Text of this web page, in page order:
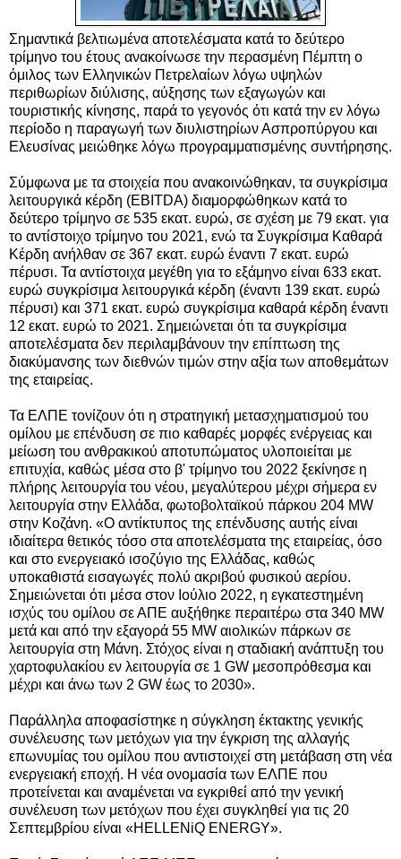
Σημαντικά βελτιωμένα αποτελέσματα κατά το δεύτερο
τρίμηνο του έτους ανακοίνωσε την περασμένη Πέμπτη ο
όμιλος των Ελληνικών Πετρελαίων λόγω υψηλών
περιθωρίων διύλισης, αύξησης των εξαγωγών και
τουριστικής κίνησης, παρά το γεγονός ότι κατά την εν λόγω
περίοδο η παραγωγή των διυλιστηρίων Ασπροπύργου και
Ελευσίνας μειώθηκε λόγω προγραμματισμένης συντήρησης.
Σύμφωνα με τα στοιχεία που ανακοινώθηκαν, τα συγκρίσιμα
λειτουργικά κέρδη (EBITDA) διαμορφώθηκων κατά το
δεύτερο τρίμηνο σε 535 εκατ. ευρώ, σε σχέση με 79 εκατ. για
το αντίστοιχο τρίμηνο του 2021, ενώ τα Συγκρίσιμα Καθαρά
Κέρδη ανήλθαν σε 367 εκατ. ευρώ έναντι 7 εκατ. ευρώ
πέρυσι. Τα αντίστοιχα μεγέθη για το εξάμηνο είναι 633 εκατ.
ευρώ συγκρίσιμα λειτουργικά κέρδη (έναντι 139 εκατ. ευρώ
πέρυσι) και 371 εκατ. ευρώ συγκρίσιμα καθαρά κέρδη έναντι
12 εκατ. ευρώ το 2021. Σημειώνεται ότι τα συγκρίσιμα
αποτελέσματα δεν περιλαμβάνουν την επίπτωση της
διακύμανσης των διεθνών τιμών στην αξία των αποθεμάτων
της εταιρείας.
Τα ΕΛΠΕ τονίζουν ότι η στρατηγική μετασχηματισμού του
ομίλου με επένδυση σε πιο καθαρές μορφές ενέργειας και
μείωση του ανθρακικού αποτυπώματος υλοποιείται με
επιτυχία, καθώς μέσα στο β' τρίμηνο του 2022 ξεκίνησε η
πλήρης λειτουργία του νέου, μεγαλύτερου μέχρι σήμερα εν
λειτουργία στην Ελλάδα, φωτοβολταϊκού πάρκου 204 MW
στην Κοζάνη. «Ο αντίκτυπος της επένδυσης αυτής είναι
ιδιαίτερα θετικός τόσο στα αποτελέσματα της εταιρείας, όσο
και στο ενεργειακό ισοζύγιο της Ελλάδας, καθώς
υποκαθιστά εισαγωγές πολύ ακριβού φυσικού αερίου.
Σημειώνεται ότι μέσα στον Ιούλιο 2022, η εγκατεστημένη
ισχύς του ομίλου σε ΑΠΕ αυξήθηκε περαιτέρω στα 340 MW
μετά και από την εξαγορά 55 MW αιολικών πάρκων σε
λειτουργία στη Μάνη. Στόχος είναι η σταδιακή ανάπτυξη του
χαρτοφυλακίου εν λειτουργία σε 1 GW μεσοπρόθεσμα και
μέχρι και άνω των 2 GW έως το 2030».
Παράλληλα αποφασίστηκε η σύγκληση έκτακτης γενικής
συνέλευσης των μετόχων για την έγκριση της αλλαγής
επωνυμίας του ομίλου που αντιστοιχεί στη μετάβαση στη νέα
ενεργειακή εποχή. Η νέα ονομασία των ΕΛΠΕ που
προτείνεται και αναμένεται να εγκριθεί από την γενική
συνέλευση των μετόχων που έχει συγκληθεί για τις 20
Σεπτεμβρίου είναι «HELLENiQ ENERGY».